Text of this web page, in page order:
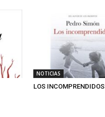
NOTICIAS
LOS INCOMPRENDIDOS